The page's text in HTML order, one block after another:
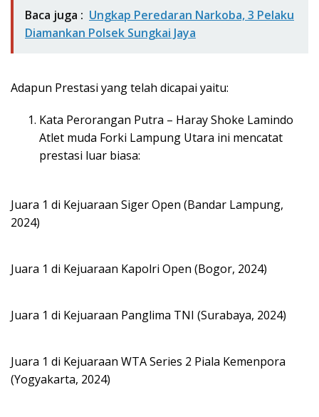
Baca juga : Ungkap Peredaran Narkoba, 3 Pelaku
Diamankan Polsek Sungkai Jaya
Adapun Prestasi yang telah dicapai yaitu:
Kata Perorangan Putra – Haray Shoke Lamindo
Atlet muda Forki Lampung Utara ini mencatat
prestasi luar biasa:
Juara 1 di Kejuaraan Siger Open (Bandar Lampung,
2024)
Juara 1 di Kejuaraan Kapolri Open (Bogor, 2024)
Juara 1 di Kejuaraan Panglima TNI (Surabaya, 2024)
Juara 1 di Kejuaraan WTA Series 2 Piala Kemenpora
(Yogyakarta, 2024)